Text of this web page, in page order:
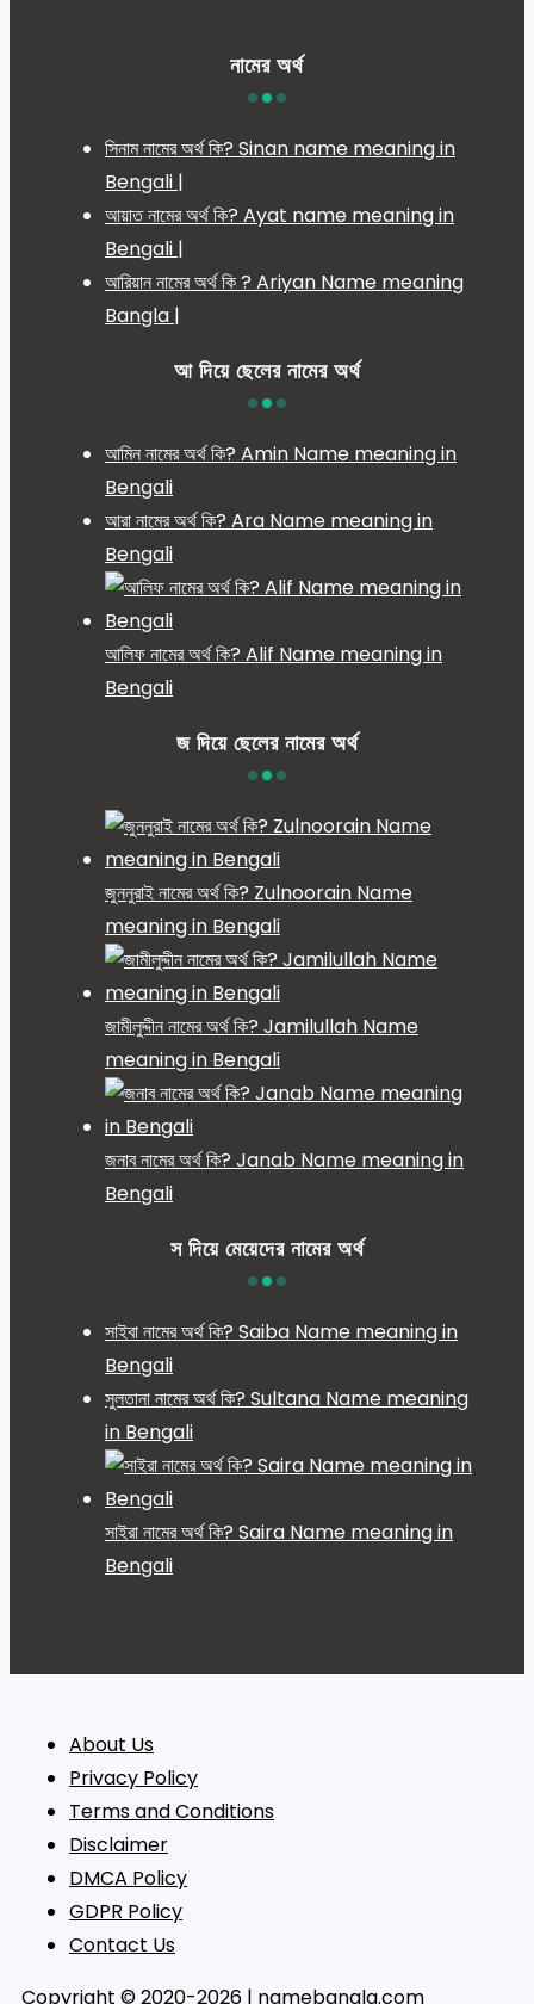
নামের অর্থ
সিনাম নামের অর্থ কি? Sinan name meaning in
Bengali |
আয়াত নামের অর্থ কি? Ayat name meaning in
Bengali |
আরিয়ান নামের অর্থ কি ? Ariyan Name meaning
Bangla |
আ দিয়ে ছেলের নামের অর্থ
আমিন নামের অর্থ কি? Amin Name meaning in
Bengali
আরা নামের অর্থ কি? Ara Name meaning in
Bengali
আলিফ নামের অর্থ কি? Alif Name meaning in
Bengali
জ দিয়ে ছেলের নামের অর্থ
জুননুরাই নামের অর্থ কি? Zulnoorain Name
meaning in Bengali
জামীলুদ্দীন নামের অর্থ কি? Jamilullah Name
meaning in Bengali
জনাব নামের অর্থ কি? Janab Name meaning in
Bengali
স দিয়ে মেয়েদের নামের অর্থ
সাইবা নামের অর্থ কি? Saiba Name meaning in
Bengali
সুলতানা নামের অর্থ কি? Sultana Name meaning
in Bengali
সাইরা নামের অর্থ কি? Saira Name meaning in
Bengali
About Us
Privacy Policy
Terms and Conditions
Disclaimer
DMCA Policy
GDPR Policy
Contact Us
Copyright © 2020-2026 | namebangla.com